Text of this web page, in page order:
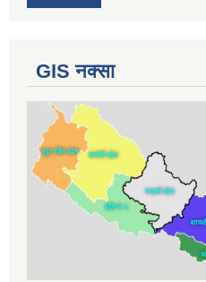
GIS नक्सा